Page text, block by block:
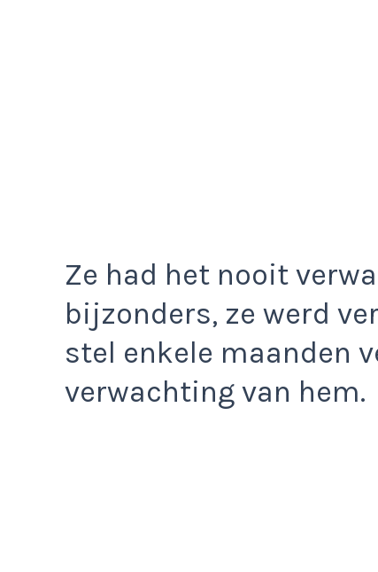
Ze had het nooit
bijzonders, ze werd
stel enkele maanden
verwachting van hem.